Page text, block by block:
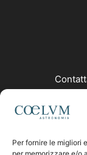
Per fornire le migliori